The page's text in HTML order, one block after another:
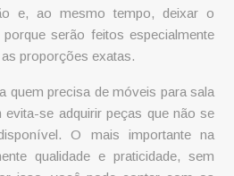
e, ao mesmo tempo, deixar o
serão feitos especialmente
proporções exatas.
quem precisa de móveis para sala
evita-se adquirir peças que não se
O mais importante na
qualidade e praticidade, sem